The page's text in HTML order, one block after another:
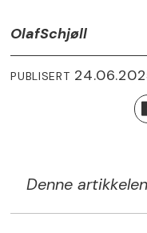
OlafSchjøll
PUBLISERT
Denne